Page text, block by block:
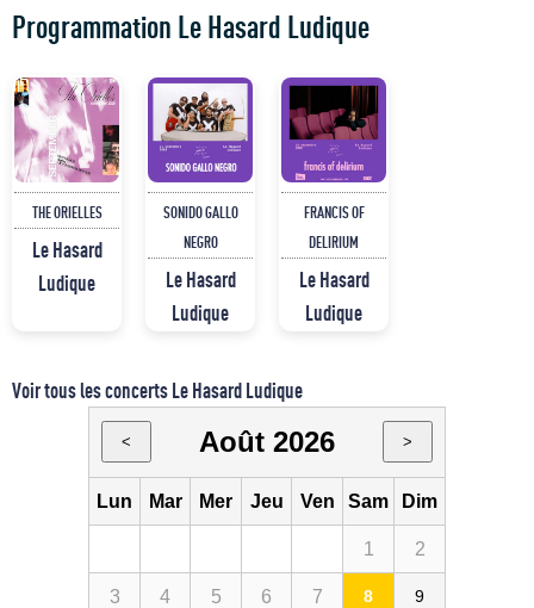
Programmation Le Hasard Ludique
THE ORIELLES
Le Hasard
Ludique
SONIDO GALLO
NEGRO
Le Hasard
Ludique
FRANCIS OF
DELIRIUM
Le Hasard
Ludique
Voir tous les concerts Le Hasard Ludique
< Août 2026 >
Lun Mar Mer Jeu Ven Sam Dim
1 2
3 4 5 6 7 8 9